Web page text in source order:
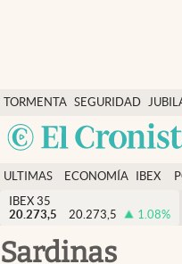
TORMENTA SEGURIDAD
SOCIAL
Economía y finanzas
Política
Actualidad
Criptomonedas
España
ULTIMAS
NOTICIAS
ECONOMÍA
FINANZAS
IBEX
EURO
IBEX 35
20.273,5
20.273,5 1.08%
sardinas